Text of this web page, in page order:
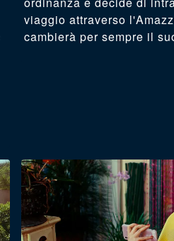
viaggio attraverso
cambierà per sempre il